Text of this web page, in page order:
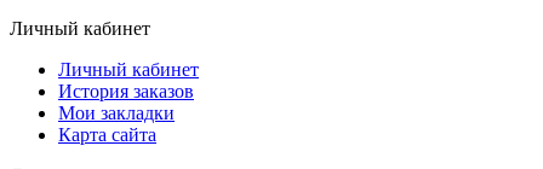
Личный кабинет
Личный кабинет
История заказов
Мои закладки
Карта сайта